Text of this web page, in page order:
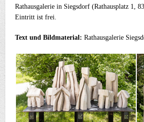
Rathausgalerie in Siegsdorf (Rathausplatz 1,
Eintritt ist frei.
Text und Bildmaterial: Rathausgalerie